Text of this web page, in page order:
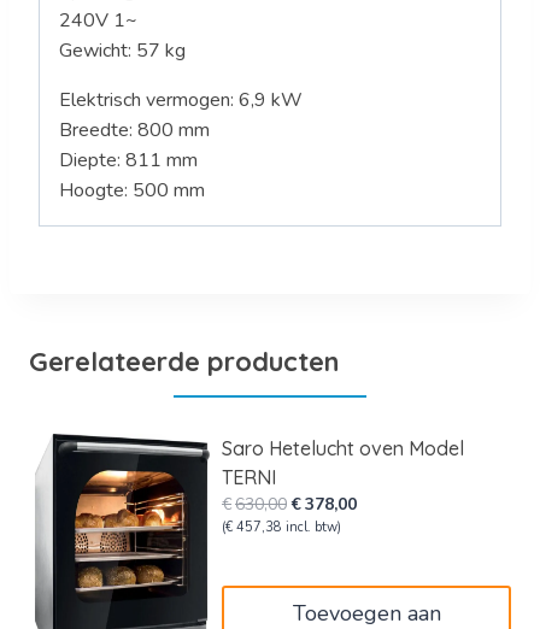
240V 1~
Gewicht: 57 kg
Elektrisch vermogen: 6,9 kW
Breedte: 800 mm
Diepte: 811 mm
Hoogte: 500 mm
Gerelateerde producten
Saro Hetelucht oven Model
TERNI
€630,00Oorspronkelijke
prijs
€378,00Huidige
(€ 457,38 incl. btw)
Toevoegen aan